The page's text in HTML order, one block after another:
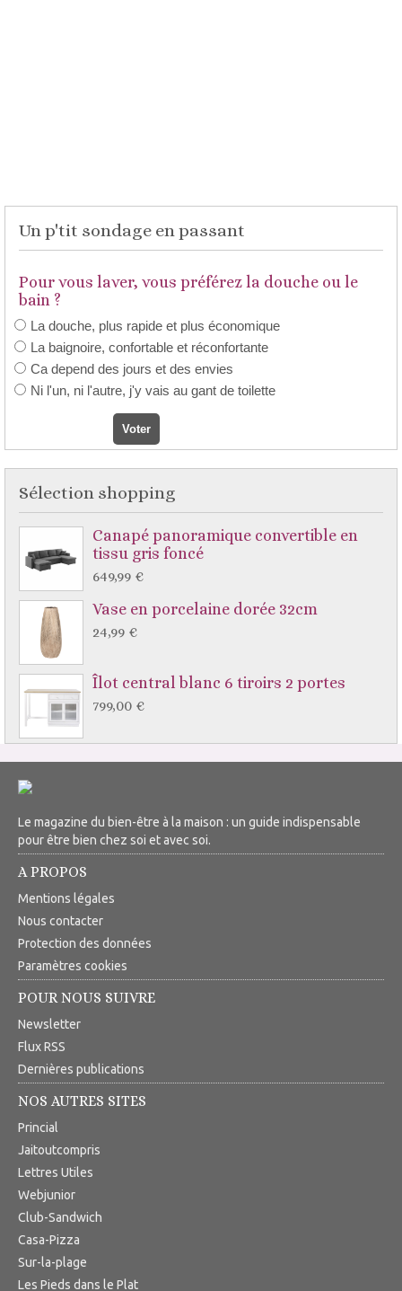
Un p'tit sondage en passant
Pour vous laver, vous préférez la douche ou le
bain ?
La douche, plus rapide et plus économique
La baignoire, confortable et réconfortante
Ca depend des jours et des envies
Ni l'un, ni l'autre, j'y vais au gant de toilette
Sélection shopping
Canapé panoramique convertible en
tissu gris foncé
649,99 €
Vase en porcelaine dorée 32cm
24,99 €
Îlot central blanc 6 tiroirs 2 portes
799,00 €
Le magazine du bien-être à la maison : un guide indispensable
pour être bien chez soi et avec soi.
A PROPOS
Mentions légales
Nous contacter
Protection des données
Paramètres cookies
POUR NOUS SUIVRE
Newsletter
Flux RSS
Dernières publications
NOS AUTRES SITES
Princial
Jaitoutcompris
Lettres Utiles
Webjunior
Club-Sandwich
Casa-Pizza
Sur-la-plage
Les Pieds dans le Plat